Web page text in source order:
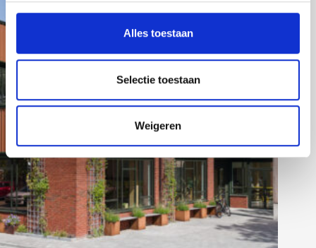
s
l
c
t
Alles toestaan
Selectie toestaan
Weigeren